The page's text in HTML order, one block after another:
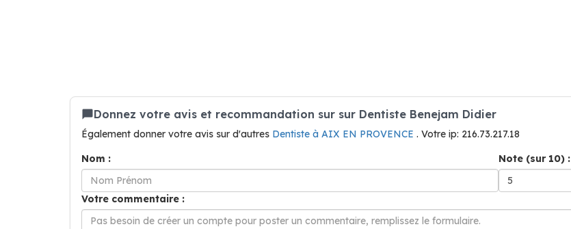
Donnez votre avis et recommandation sur sur Dentiste Benejam Didier
Également donner votre avis sur d'autres Dentiste à AIX EN PROVENCE . Votre ip: 216.73.217.18
Nom :
Note (sur 10) :
Votre commentaire :